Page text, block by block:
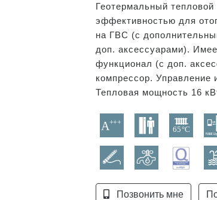
Геотермальный
эффективностью для
на ГВС (с
доп. аксессуарами).
функционал (с доп.
компрессор. Управление
Тепловая мощность 16
Позвонить мне